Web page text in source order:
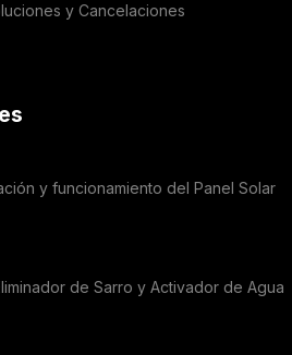
y Cancelaciones
y funcionamiento del Panel Solar
de Sarro y Activador de Agua